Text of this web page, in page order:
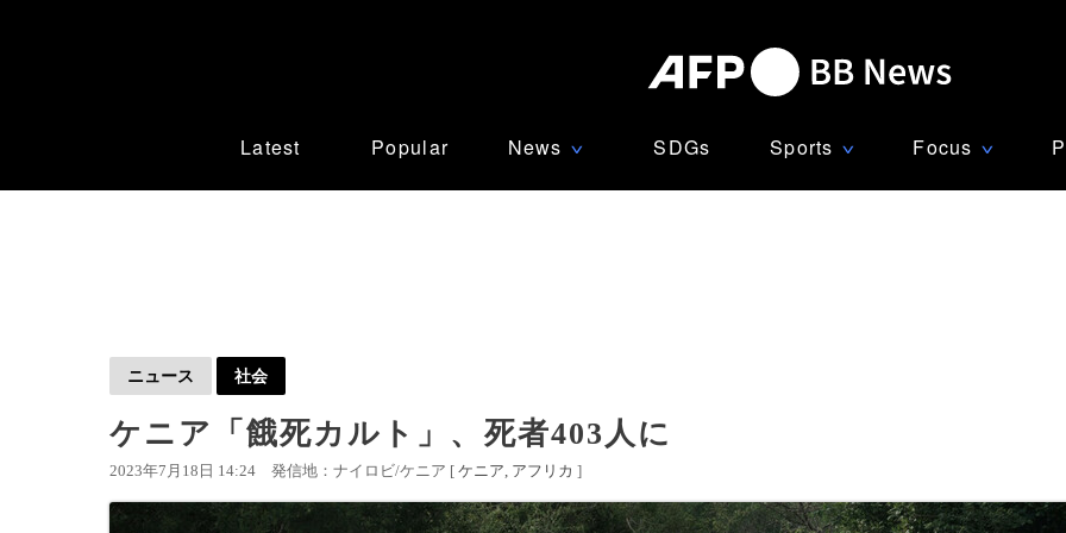
Latest Popular News ∨ SDGs Sports ∨ Focus ∨
ニュース 社会
ケニア「餓死カルト」、死者403人に
2023年7月18日 14:24 発信地：ナイロビ/ケニア [ ケニア アフリカ ]